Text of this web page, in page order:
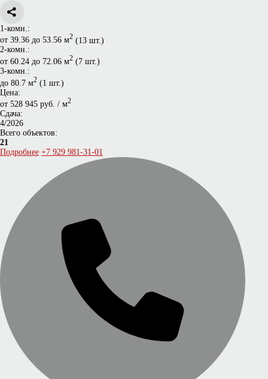
1-комн.:
от 39.36 до 53.56 м2 (13 шт.)
2-комн.:
от 60.24 до 72.06 м2 (7 шт.)
3-комн.:
до 80.7 м2 (1 шт.)
Цена:
от 528 945 руб. / м2
Сдача:
4/2026
Всего объектов:
21
Подробнее +7 929 981-31-01